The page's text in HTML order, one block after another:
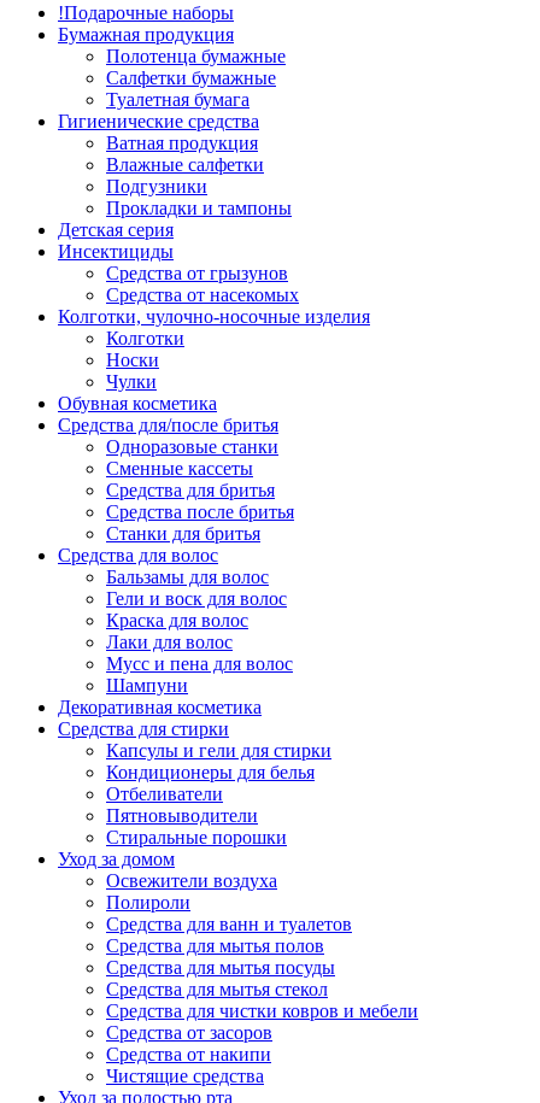
!Подарочные наборы
Бумажная продукция
Полотенца бумажные
Салфетки бумажные
Туалетная бумага
Гигиенические средства
Ватная продукция
Влажные салфетки
Подгузники
Прокладки и тампоны
Детская серия
Инсектициды
Средства от грызунов
Средства от насекомых
Колготки, чулочно-носочные изделия
Колготки
Носки
Чулки
Обувная косметика
Средства для/после бритья
Одноразовые станки
Сменные кассеты
Средства для бритья
Средства после бритья
Станки для бритья
Средства для волос
Бальзамы для волос
Гели и воск для волос
Краска для волос
Лаки для волос
Мусс и пена для волос
Шампуни
Декоративная косметика
Средства для стирки
Капсулы и гели для стирки
Кондиционеры для белья
Отбеливатели
Пятновыводители
Стиральные порошки
Уход за домом
Освежители воздуха
Полироли
Средства для ванн и туалетов
Средства для мытья полов
Средства для мытья посуды
Средства для мытья стекол
Средства для чистки ковров и мебели
Средства от засоров
Средства от накипи
Чистящие средства
Уход за полостью рта